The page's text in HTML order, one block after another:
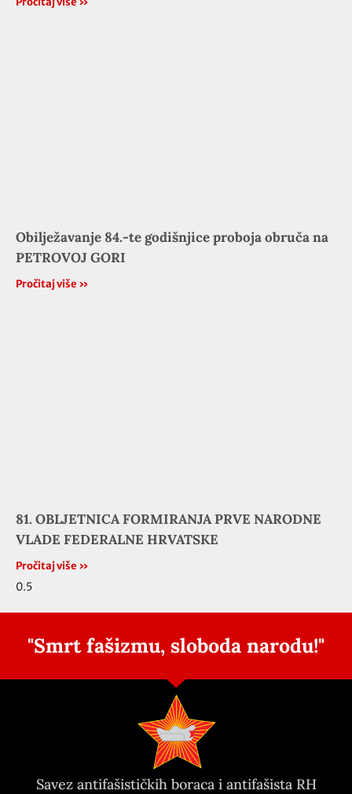
Obilježavanje 84.-te godišnjice proboja obruča na
PETROVOJ GORI
Pročitaj više »
81. OBLJETNICA FORMIRANJA PRVE NARODNE
VLADE FEDERALNE HRVATSKE
Pročitaj više »
"Smrt fašizmu, sloboda narodu!"
Savez antifašističkih boraca i antifašista RH